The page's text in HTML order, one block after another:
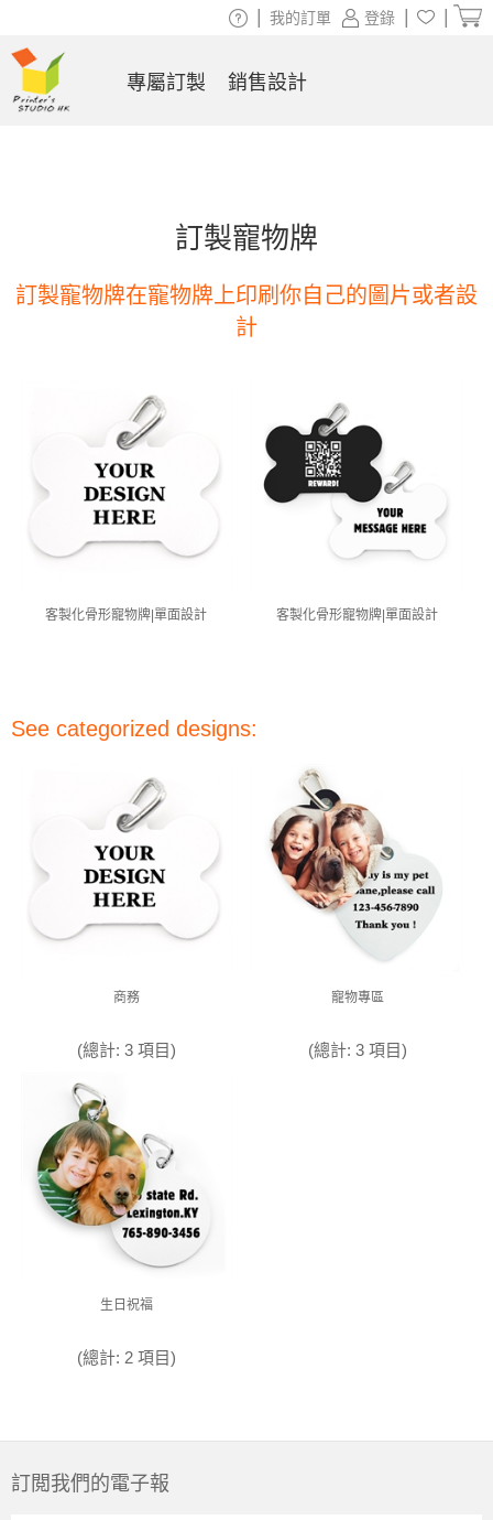
訂製寵物牌
訂製寵物牌在寵物牌上印刷你自己的圖片或者設
計
客製化骨形寵物牌|單面設計 客製化骨形寵物牌|單面設計
See categorized designs:
商務
(總計: 3 項目)
寵物專區
(總計: 3 項目)
生日祝福
(總計: 2 項目)
訂閲我們的電子報
登錄
我的訂單
專屬訂製 銷售設計